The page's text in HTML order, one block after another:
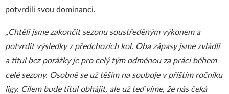
potvrdili svou dominanci.
„Chtěli jsme zakončit sezonu soustředěným výkonem a
potvrdit výsledky z předchozích kol. Oba zápasy jsme zvládli
a titul bez porážky je pro celý tým odměnou za práci během
celé sezony. Osobně se už těším na souboje v příštím ročníku
ligy. Cílem bude titul obhájit, ale už teď víme, že nás čeká